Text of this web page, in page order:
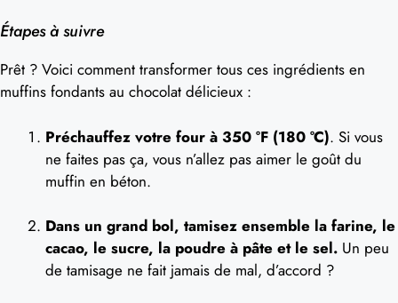
Étapes à suivre
Prêt ? Voici comment transformer tous ces ingrédients en
muffins fondants au chocolat délicieux :
Préchauffez votre four à 350 °F (180 °C). Si vous
ne faites pas ça, vous n’allez pas aimer le goût du
muffin en béton.
Dans un grand bol, tamisez ensemble la farine, le
cacao, le sucre, la poudre à pâte et le sel. Un peu
de tamisage ne fait jamais de mal, d’accord ?